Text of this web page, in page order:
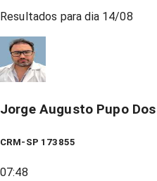
Resultados para dia 14/08
Jorge Augusto Pupo
CRM-SP 173855
07:48